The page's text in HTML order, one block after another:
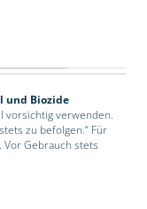
und Biozide
vorsichtig verwenden.
zu befolgen.“ Für
Gebrauch stets